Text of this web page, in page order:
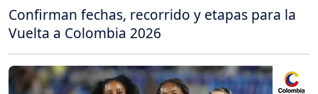
Confirman fechas, recorrido y etapas para la
Vuelta a Colombia 2026